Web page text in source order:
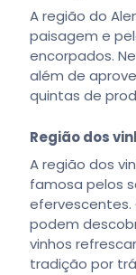
A região do
paisagem e
encorpados.
além de
quintas de
Região dos
A região dos
famosa pelos
efervescentes.
podem
vinhos
tradição por